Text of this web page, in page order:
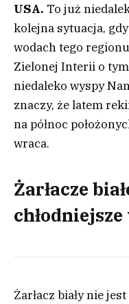
USA. To już
kolejna sytuacja,
wodach tego
Zielonej Interii o
niedaleko wyspy
znaczy, że latem
na północ
wraca.
Żarłacze
Żarłacz biały nie